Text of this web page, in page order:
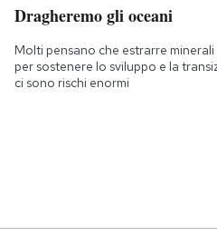
Dragheremo gli oceani
Molti pensano che estrarre
per sostenere lo sviluppo e la
ci sono rischi enormi